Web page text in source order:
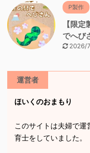
P製作
【限
でへび
2026/
運営者
ほいくのおまもり
このサイトは夫婦で
育士をしていました。